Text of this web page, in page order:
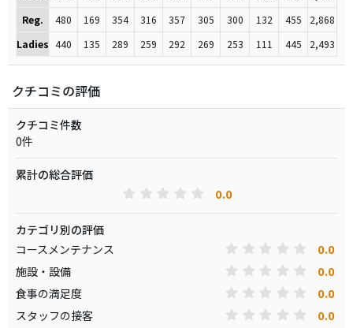
Reg.
480 169 354 316 357 305 300 132 455
2,868
Ladies 440 135 289 259 292 269 253 111 445 2,493
クチコミの評価
クチコミ件数
0件
累計の総合評価
0.0
カテゴリ別の評価
コースメンテナンス
0.0
施設・設備 0.0
食事の満足度 0.0
スタッフの接客 0.0